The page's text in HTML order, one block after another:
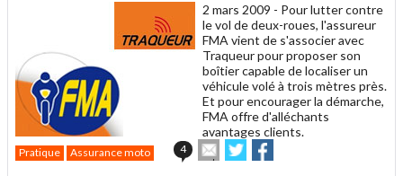
2 mars 2009 - Pour lutter contre
le vol de deux-roues, l'assureur
FMA vient de s'associer avec
Traqueur pour proposer son
boîtier capable de localiser un
véhicule volé à trois mètres près.
Et pour encourager la démarche,
FMA offre d'alléchants
avantages clients.
Pratique Assurance moto 4
Envoyer
cet
Partager
sur sur